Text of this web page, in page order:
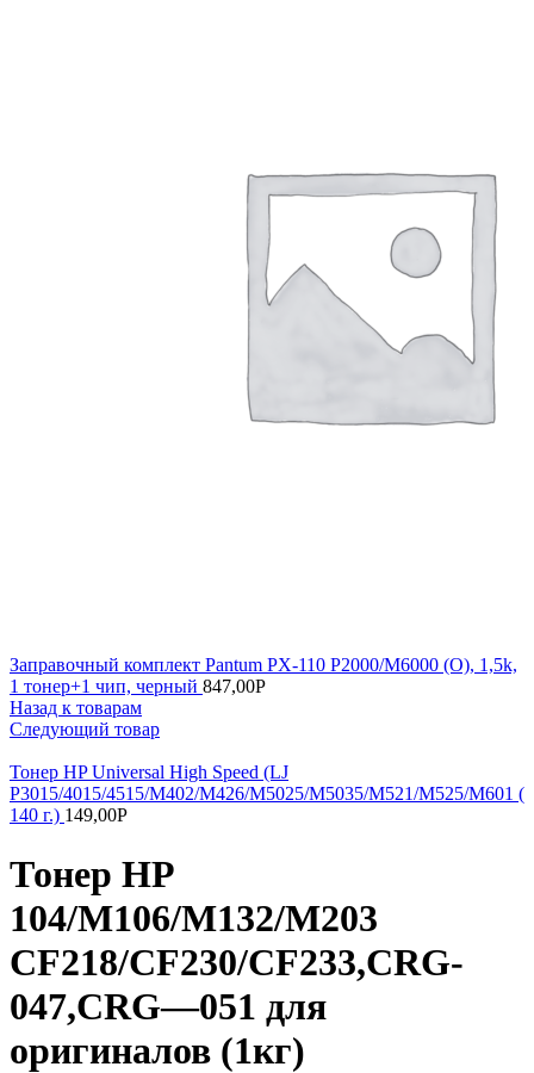
Заправочный комплект Pantum PX-110 P2000/M6000 (О), 1,5k,
1 тонер+1 чип, черный 847,00Р
Назад к товарам
Следующий товар
Тонер HP Universal High Speed (LJ
P3015/4015/4515/M402/M426/M5025/M5035/M521/M525/M601 (
140 г.) 149,00Р
Тонер HP
104/M106/M132/M203
CF218/CF230/CF233,CRG-
047,CRG—051 для
оригиналов (1кг)